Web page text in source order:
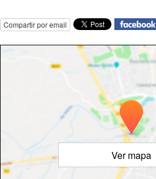
Compartir por email
Ver mapa